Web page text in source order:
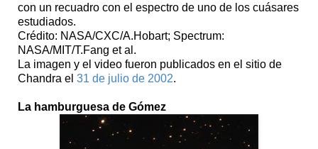
con un recuadro con el espectro de uno de los cuásares
estudiados.
Crédito: NASA/CXC/A.Hobart; Spectrum:
NASA/MIT/T.Fang et al.
La imagen y el video fueron publicados en el sitio de
Chandra el 31 de julio de 2002.
La hamburguesa de Gómez